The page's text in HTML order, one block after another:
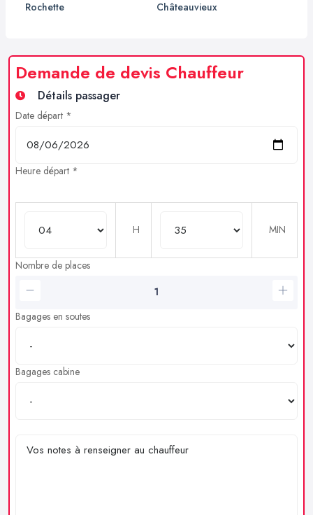
Rochette
Châteauvieux
Demande de devis Chauffeur
Détails passager
Date départ *
Heure départ *
H MIN
Nombre de places
Bagages en soutes
Bagages cabine